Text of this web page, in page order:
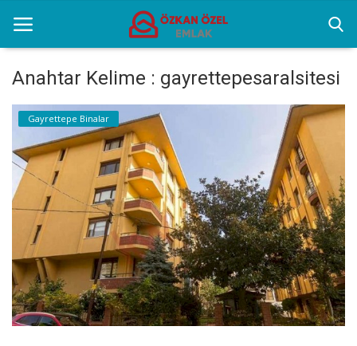
Anasayfa
Gayrettepe Binalar
Sektörel Bilgiler
Galeri
İletişim
Türkçe
Anahtar Kelime : gayrettepesaralsitesi
Gayrettepe Binalar